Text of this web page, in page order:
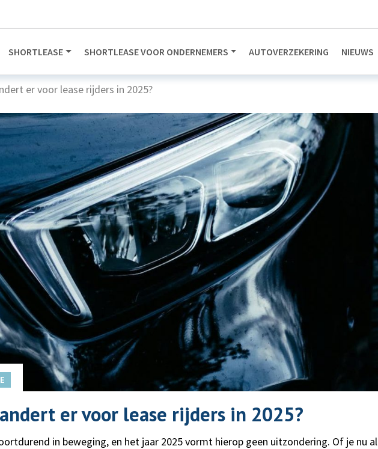
SHORTLEASE SHORTLEASE VOOR ONDERNEMERS AUTOVERZEKERING NIEUWS
er voor lease rijders in 2025?
er voor lease rijders in 2025?
in beweging, en het jaar 2025 vormt hierop geen uitzondering. Of je nu al